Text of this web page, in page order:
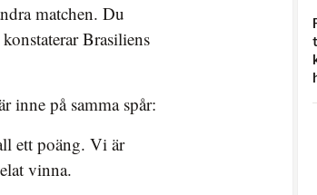
matchen. Du
Brasiliens
inne på samma spår:
ett poäng. Vi är
vinna.